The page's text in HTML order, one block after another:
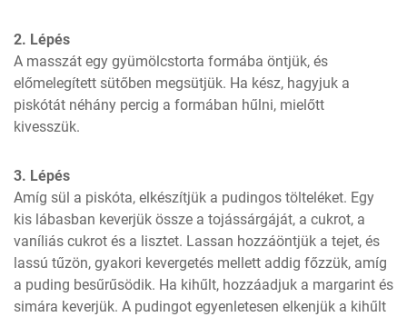
2. Lépés
A masszát egy gyümölcstorta formába öntjük, és
előmelegített sütőben megsütjük. Ha kész, hagyjuk a
piskótát néhány percig a formában hűlni, mielőtt
kivesszük.
3. Lépés
Amíg sül a piskóta, elkészítjük a pudingos tölteléket. Egy
kis lábasban keverjük össze a tojássárgáját, a cukrot, a
vaníliás cukrot és a lisztet. Lassan hozzáöntjük a tejet, és
lassú tűzön, gyakori kevergetés mellett addig főzzük, amíg
a puding besűrűsödik. Ha kihűlt, hozzáadjuk a margarint és
simára keverjük. A pudingot egyenletesen elkenjük a kihűlt